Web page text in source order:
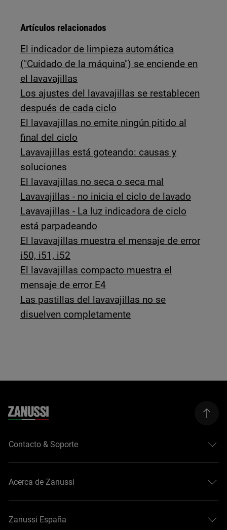
Artículos relacionados
El indicador de limpieza automática
("Cuidado de la máquina") se enciende en
el lavavajillas
Los ajustes del lavavajillas se restablecen
después de cada ciclo
El lavavajillas no emite ningún pitido al
final del ciclo
Lavavajillas está goteando: causas y
soluciones
El lavavajillas no seca o seca mal
Lavavajillas - no inicia el ciclo de lavado
Lavavajillas - La luz indicadora de ciclo
está parpadeando
El lavavajillas muestra el mensaje de error
i50, i51, i52
El lavavajillas compacto muestra el
mensaje de error E4
Las pastillas del lavavajillas no se
disuelven completamente
Contacto & Soporte
Acerca de Zanussi
Zanussi España